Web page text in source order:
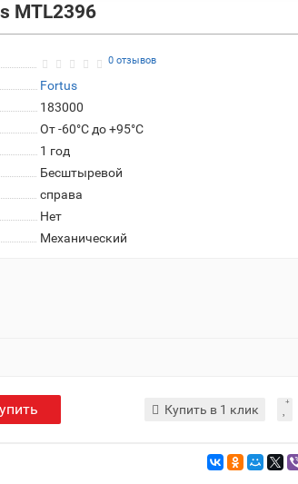
MTL2396
0 отзывов
Fortus
183000
От -60°C до +95°C
1 год
Бесштыревой
справа
Нет
Механический
Купить в 1 клик